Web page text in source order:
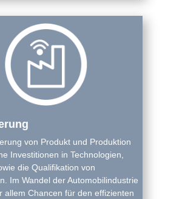
von Produkt und Produktion
Investitionen in Technologien,
die Qualifikation von
Im Wandel der Automobilindustrie
allem Chancen für den effizienten